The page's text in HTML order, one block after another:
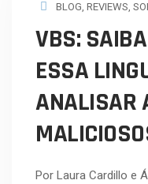
BLOG, REVIEWS,
VBS:
ESSA
ANALISAR
Por Laura Cardillo e